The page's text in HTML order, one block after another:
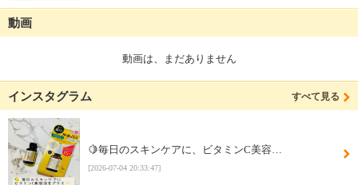
動画
動画は、まだありません
インスタグラム すべて見る
🍋毎日のスキンケアに、ビタミンC美容…
[2026-07-04 20:33:47]